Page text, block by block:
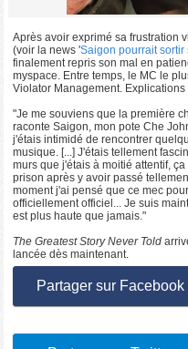
Après avoir exprimé sa frustration
(voir la news 'Saigon pourrait
finalement repris son mal en
myspace. Entre temps, le MC le
Violator Management. Explications
"Je me souviens que la première
raconte Saigon, mon pote Che
j'étais intimidé de rencontrer
musique. [...] J'étais tellement
murs que j'étais à moitié attentif,
prison après y avoir passé
moment j'ai pensé que ce mec
officiellement officiel... Je suis
est plus haute que jamais."
The Greatest Story Never Told
lancée dès maintenant.
Partager sur Facebook